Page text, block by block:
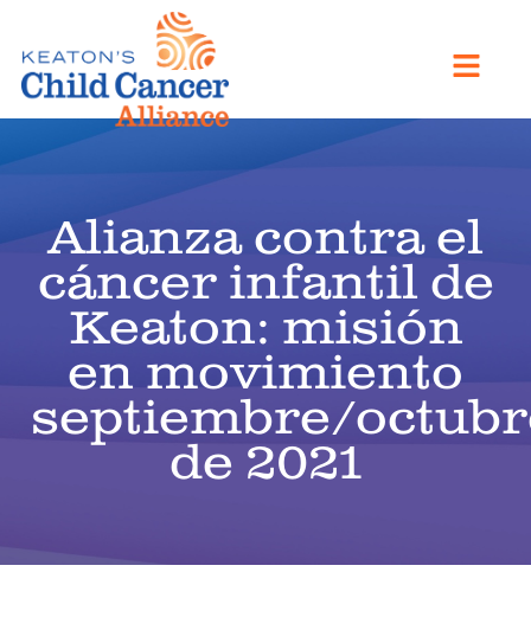
Alianza contra el
cáncer infantil de
Keaton: misión
en movimiento
septiembre/
de 2021